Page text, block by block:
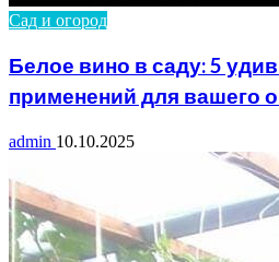
Сад и огород
Белое вино в саду: 5
применений для вашего
admin 10.10.2025